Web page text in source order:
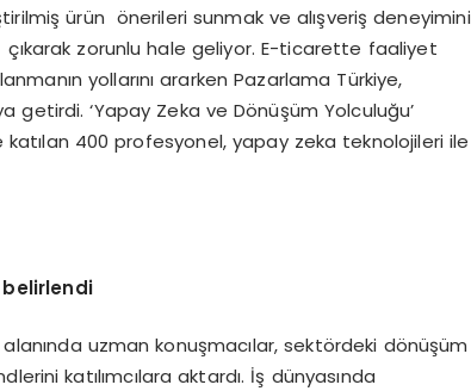
ürün önerileri sunmak ve alışveriş deneyimini
çıkarak zorunlu hale geliyor. E-ticarette faaliyet
yollarını ararken Pazarlama Türkiye,
getirdi. ‘Yapay Zeka ve Dönüşüm Yolculuğu’
katılan 400 profesyonel, yapay zeka teknolojileri ile
belirlendi
uzman konuşmacılar, sektördeki dönüşüm
katılımcılara aktardı. İş dünyasında